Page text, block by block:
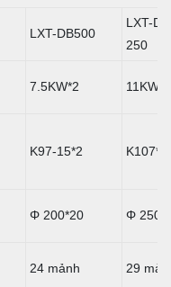
LXT-DB500
LXT-
250
7.5KW*2 11KW*2
K97-15*2 K107*2
Φ 200*20 Φ
24 mảnh 29